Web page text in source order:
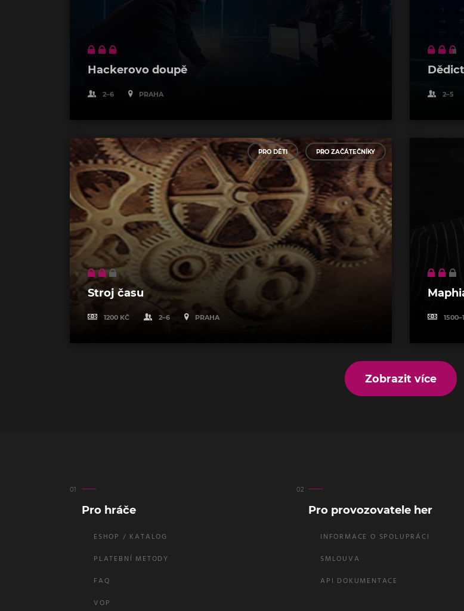
Hackerovo doupě
2–6 PRAHA 2–5
PRO DĚTI PRO ZAČÁTEČNÍKY
Stroj času
1200 KČ 2–6 PRAHA
Zobrazit více
Pro hráče
ESHOP / KATALOG
PLATEBNÍ METODY
FAQ
VOP
Pro provozovatele her
INFORMACE O SPOLUPRÁCI
SMLOUVA
API DOKUMENTACE